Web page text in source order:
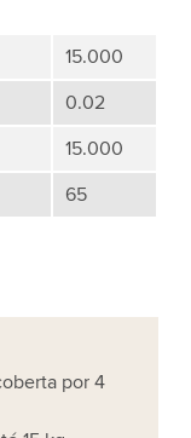
15.000
0.02
15.000
65
por 4